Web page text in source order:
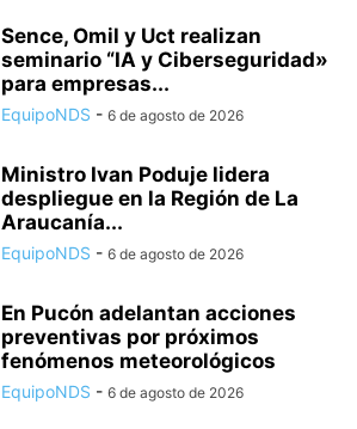
Sence, Omil y Uct realizan
seminario “IA y Ciberseguridad»
para empresas...
EquipoNDS - 6 de agosto de 2026
Ministro Ivan Poduje lidera
despliegue en la Región de La
Araucanía...
EquipoNDS - 6 de agosto de 2026
En Pucón adelantan acciones
preventivas por próximos
fenómenos meteorológicos
EquipoNDS - 6 de agosto de 2026